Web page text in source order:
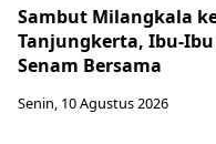
Sambut Milangkala
Tanjungkerta, Ibu-
Senam Bersama
Senin, 10 Agustus 2026